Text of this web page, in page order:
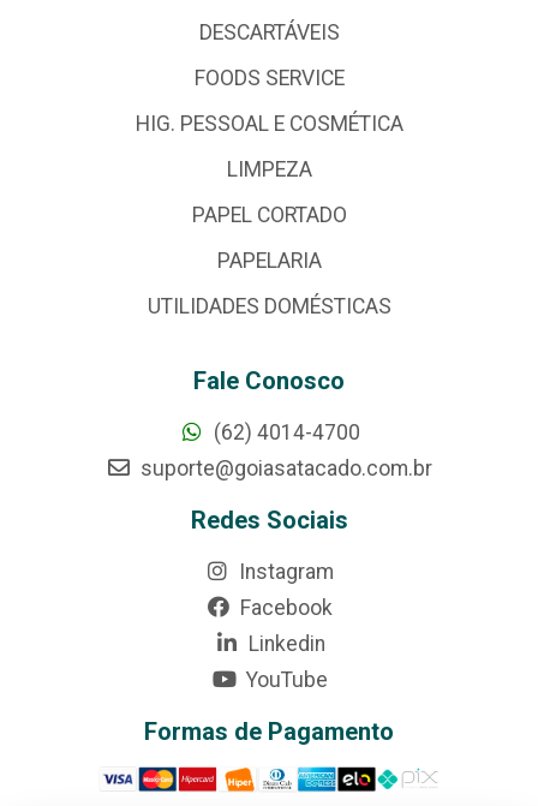
DESCARTÁVEIS
FOODS SERVICE
HIG. PESSOAL E COSMÉTICA
LIMPEZA
PAPEL CORTADO
PAPELARIA
UTILIDADES DOMÉSTICAS
Fale Conosco
(62) 4014-4700
suporte@goiasatacado.com.br
Redes Sociais
Instagram
Facebook
Linkedin
YouTube
Formas de Pagamento